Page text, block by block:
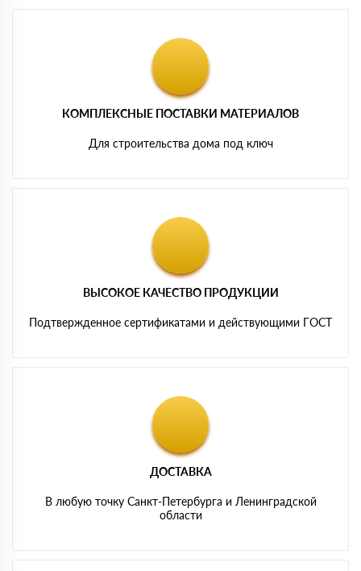
КОМПЛЕКСНЫЕ ПОСТАВКИ МАТЕРИАЛОВ
Для строительства дома под ключ
ВЫСОКОЕ КАЧЕСТВО ПРОДУКЦИИ
Подтвержденное сертификатами и действующими ГОСТ
ДОСТАВКА
В любую точку Санкт-Петербурга и Ленинградской
области